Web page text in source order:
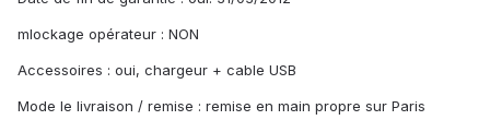
mlockage opérateur : NON
Accessoires : oui, chargeur + cable USB
Mode le livraison / remise : remise en main propre sur Paris